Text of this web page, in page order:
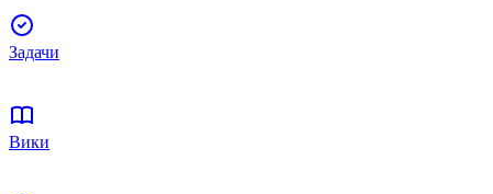
Задачи
Вики